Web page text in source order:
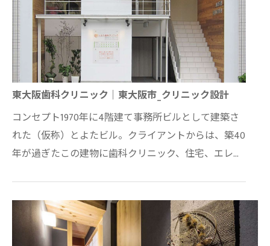
東大阪歯科クリニック｜東大阪市_クリニック設計
コンセプト1970年に4階建て事務所ビルとして建築さ
れた（仮称）とよたビル。クライアントからは、築40
年が過ぎたこの建物に歯科クリニック、住宅、エレベ